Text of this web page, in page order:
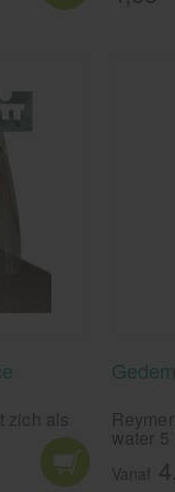
zich als
water
veel
liter
Vanaf